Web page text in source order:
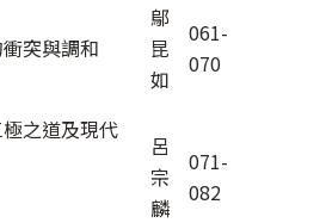
突與調和
鄔
昆
如
061-
070
之道及現代
呂
宗
麟
071-
082